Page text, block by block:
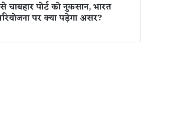
पोर्ट को नुकसान, भारत
पर क्या पड़ेगा असर?